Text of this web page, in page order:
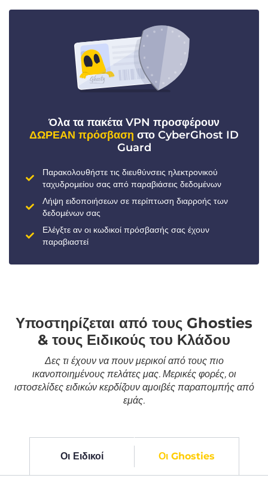
Όλα τα πακέτα VPN προσφέρουν
ΔΩΡΕΑΝ πρόσβαση στο CyberGhost ID
Guard
Παρακολουθήστε τις διευθύνσεις ηλεκτρονικού
ταχυδρομείου σας από παραβιάσεις δεδομένων
Λήψη ειδοποιήσεων σε περίπτωση διαρροής των
δεδομένων σας
Ελέγξτε αν οι κωδικοί πρόσβασής σας έχουν
παραβιαστεί
Υποστηρίζεται από τους Ghosties
& τους Ειδικούς του Κλάδου
Δες τι έχουν να πουν μερικοί από τους πιο
ικανοποιημένους πελάτες μας. Μερικές φορές, οι
ιστοσελίδες ειδικών κερδίζουν αμοιβές παραπομπής από
εμάς.
Οι Ειδικοί Οι Ghosties